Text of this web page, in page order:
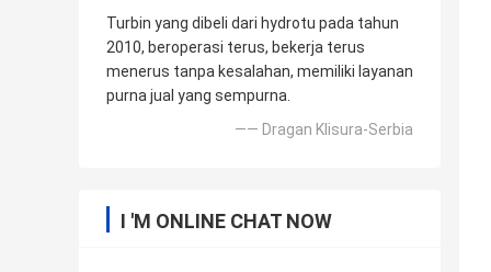
Turbin yang dibeli dari hydrotu pada tahun
2010, beroperasi terus, bekerja terus
menerus tanpa kesalahan, memiliki layanan
purna jual yang sempurna.
—— Dragan Klisura-Serbia
I 'M ONLINE CHAT NOW